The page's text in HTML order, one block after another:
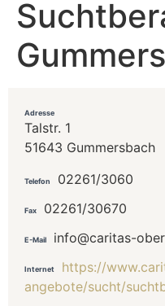
Adresse
Talstr. 1
51643 Gummersbach
Telefon 02261/3060
Fax 02261/30670
E-Mail info@caritas-
Internet
https://
angebote/sucht/